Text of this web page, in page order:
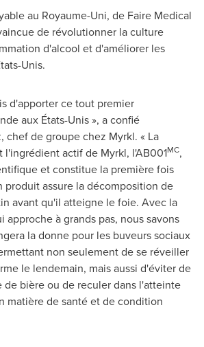
au Royaume-Uni, de Faire Medical
de révolutionner la culture
d'alcool et d'améliorer les
Unis.
d'apporter ce tout premier
aux États-Unis », a confié
chef de groupe chez Myrkl. « La
actif de Myrkl, l'AB001MC,
et constitue la première fois
produit assure la décomposition de
avant qu'il atteigne le foie. Avec la
approche à grands pas, nous savons
la donne pour les buveurs sociaux
non seulement de se réveiller
le lendemain, mais aussi d'éviter de
de bière ou de reculer dans l'atteinte
matière de santé et de condition